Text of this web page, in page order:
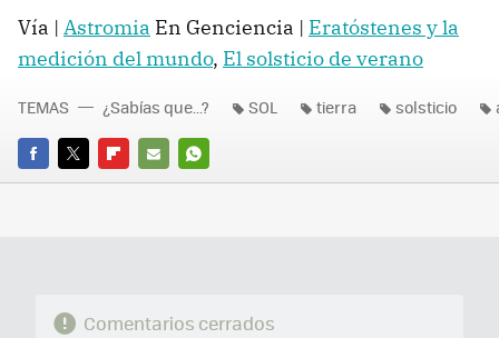
Vía | Astromia En Genciencia | Eratóstenes y la
medición del mundo, El solsticio de verano
FACEBOOK
TWITTERFLIPBOARD
E-
WHATSAPP
TEMAS ¿Sabías que...? SOL tierra solsticio
Comentarios cerrados